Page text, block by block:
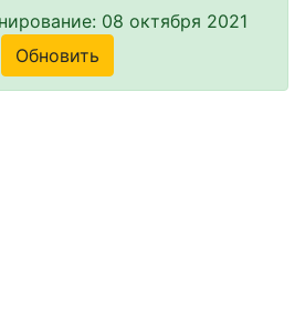
08 октября 2021
Обновить